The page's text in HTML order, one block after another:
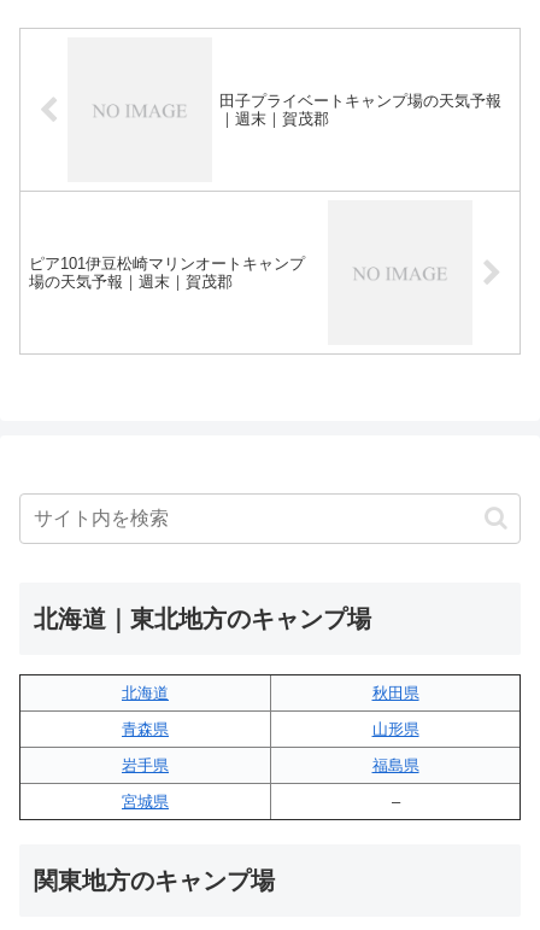
田子プライベートキャンプ場の天気予報
｜週末｜賀茂郡
ピア101伊豆松崎マリンオートキャンプ
場の天気予報｜週末｜賀茂郡
北海道｜東北地方のキャンプ場
北海道
秋田県
青森県
山形県
岩手県
福島県
宮城県
–
関東地方のキャンプ場